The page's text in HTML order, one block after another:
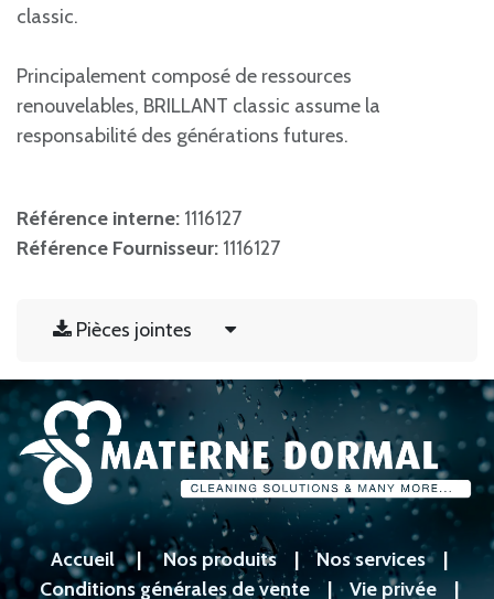
classic.
Principalement composé de ressources
renouvelables, BRILLANT classic assume la
responsabilité des générations futures.
Référence interne: 1116127
Référence Fournisseur: 1116127
Pièces jointes
Accueil|Nos produits|Nos services|
Conditions générales de vente | Vie privée |